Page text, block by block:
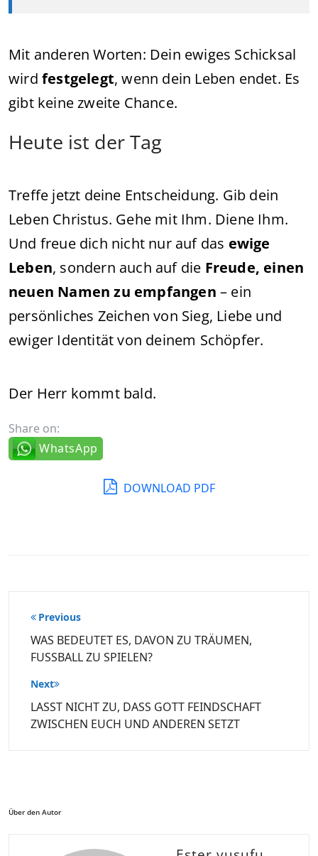
Mit anderen Worten: Dein ewiges Schicksal
wirdfestgelegt, wenn dein Leben endet. Es
gibt keine zweite Chance.
Heute ist der Tag
Treffe jetzt deine Entscheidung. Gib dein
Leben Christus. Gehe mit Ihm. Diene Ihm.
Und freue dich nicht nur auf das ewige
Leben, sondern auch auf die Freude, einen
neuen Namen zu empfangen – ein
persönliches Zeichen von Sieg, Liebe und
ewiger Identität von deinem Schöpfer.
Der Herr kommt bald.
Share on:
WhatsApp
DOWNLOAD PDF
Beitragsnavigation
Previous
WAS BEDEUTET ES, DAVON ZU TRÄUMEN,
FUSSBALL ZU SPIELEN?
Next
LASST NICHT ZU, DASS GOTT FEINDSCHAFT
ZWISCHEN EUCH UND ANDEREN SETZT
Über den Autor